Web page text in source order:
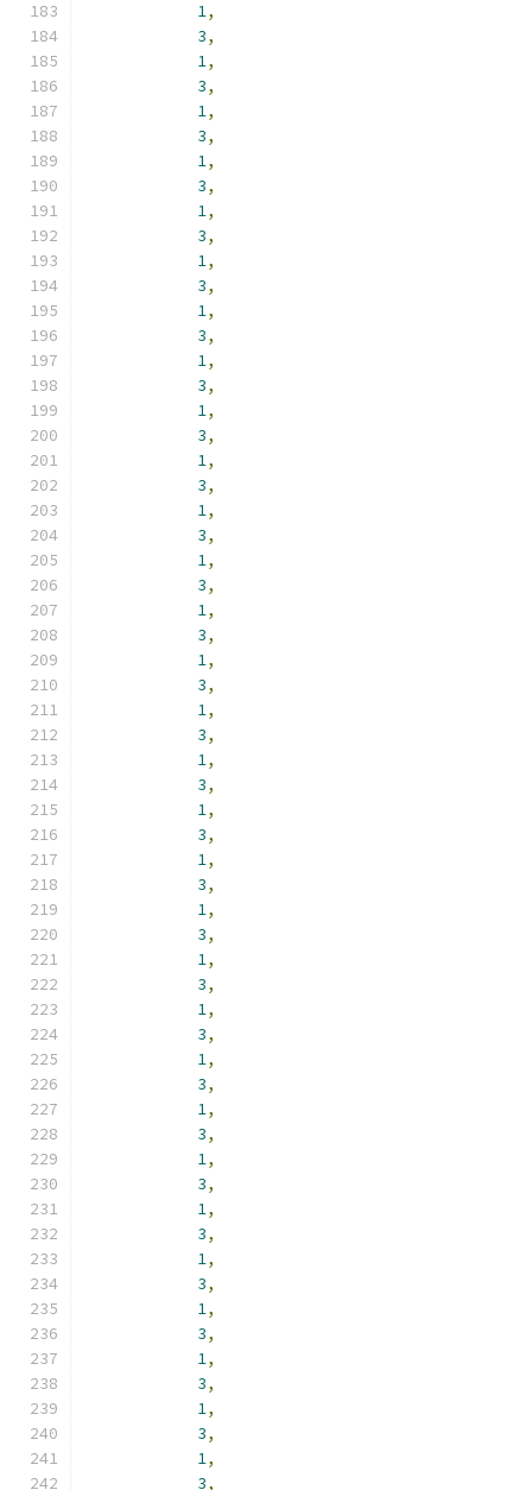
1,
3,
1,
3,
1,
3,
1,
3,
1,
3,
1,
3,
1,
3,
1,
3,
1,
3,
1,
3,
1,
3,
1,
3,
1,
3,
1,
3,
1,
3,
1,
3,
1,
3,
1,
3,
1,
3,
1,
3,
1,
3,
1,
3,
1,
3,
1,
3,
1,
3,
1,
3,
1,
3,
1,
3,
1,
3,
1,
3,